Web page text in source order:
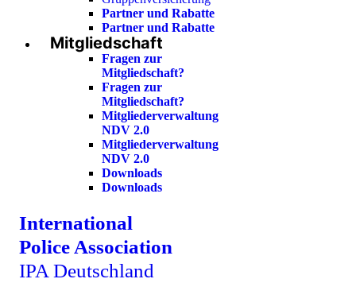
Partner und Rabatte
Partner und Rabatte
Mitgliedschaft
Fragen zur
Mitgliedschaft?
Fragen zur
Mitgliedschaft?
Mitgliederverwaltung
NDV 2.0
Mitgliederverwaltung
NDV 2.0
Downloads
Downloads
International
Police Association
IPA Deutschland